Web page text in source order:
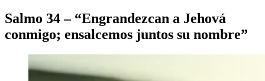
Salmo 34 – “Engrandezcan a Jehová
conmigo; ensalcemos juntos su nombre”
Larger